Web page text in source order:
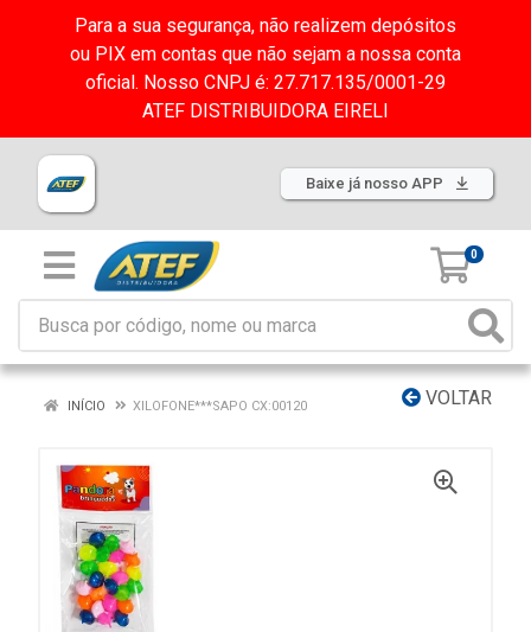
Para a sua segurança, não realizem depósitos
ou PIX em contas que não sejam a nossa conta
oficial. Nosso CNPJ é: 27.717.135/0001-29
ATEF DISTRIBUIDORA EIRELI
Baixe já nosso APP
0
VOLTAR
INÍCIO XILOFONE***SAPO CX:00120